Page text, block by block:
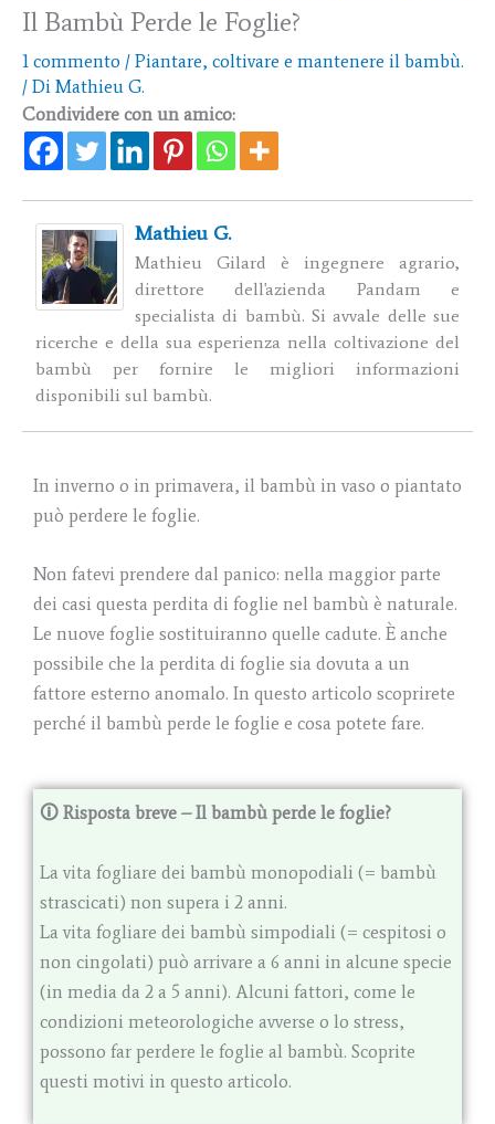
Il Bambù Perde le Foglie?
1 commento / Piantare, coltivare e mantenere il bambù.
/ Di Mathieu G.
Condividere con un amico:
Mathieu G.
Mathieu Gilard è ingegnere agrario,
direttore dell'azienda Pandam e
specialista di bambù. Si avvale delle sue
ricerche e della sua esperienza nella coltivazione del
bambù per fornire le migliori informazioni
disponibili sul bambù.
In inverno o in primavera, il bambù in vaso o piantato
può perdere le foglie.
Non fatevi prendere dal panico: nella maggior parte
dei casi questa perdita di foglie nel bambù è naturale.
Le nuove foglie sostituiranno quelle cadute. È anche
possibile che la perdita di foglie sia dovuta a un
fattore esterno anomalo. In questo articolo scoprirete
perché il bambù perde le foglie e cosa potete fare.
🛈 Risposta breve – Il bambù perde le foglie?
La vita fogliare dei bambù monopodiali (= bambù
strascicati) non supera i 2 anni.
La vita fogliare dei bambù simpodiali (= cespitosi o
non cingolati) può arrivare a 6 anni in alcune specie
(in media da 2 a 5 anni). Alcuni fattori, come le
condizioni meteorologiche avverse o lo stress,
possono far perdere le foglie al bambù. Scoprite
questi motivi in questo articolo.